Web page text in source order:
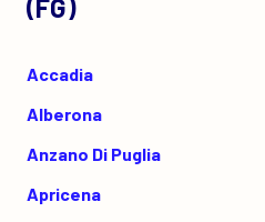
(FG)
Accadia
Alberona
Anzano Di Puglia
Apricena